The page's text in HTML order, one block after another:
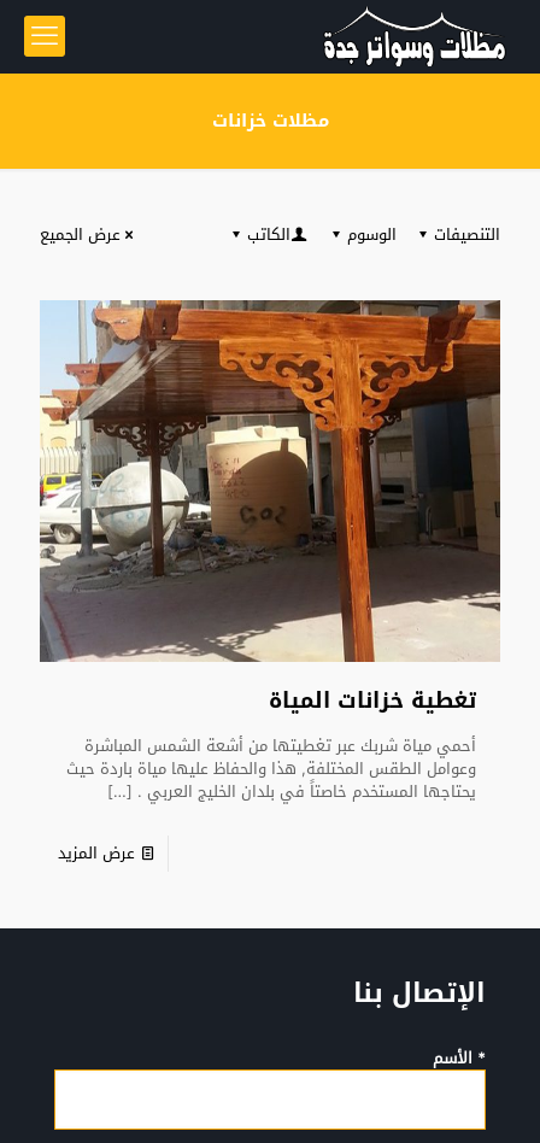
مظلات خزانات
التنصيفات الوسوم الكاتب عرض الجميع
تغطية خزانات المياة
أحمي مياة شربك عبر تغطيتها من أشعة الشمس المباشرة
وعوامل الطقس المختلفة, هذا والحفاظ عليها مياة باردة حيث
يحتاجها المستخدم خاصتاً في بلدان الخليج العربي . […]
عرض المزيد
الإتصال بنا
* الأسم